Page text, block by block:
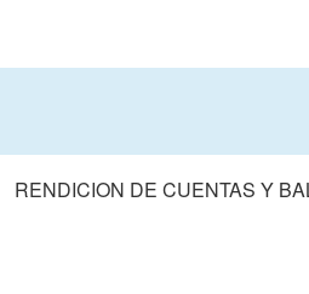
RENDICION DE CUENTAS Y